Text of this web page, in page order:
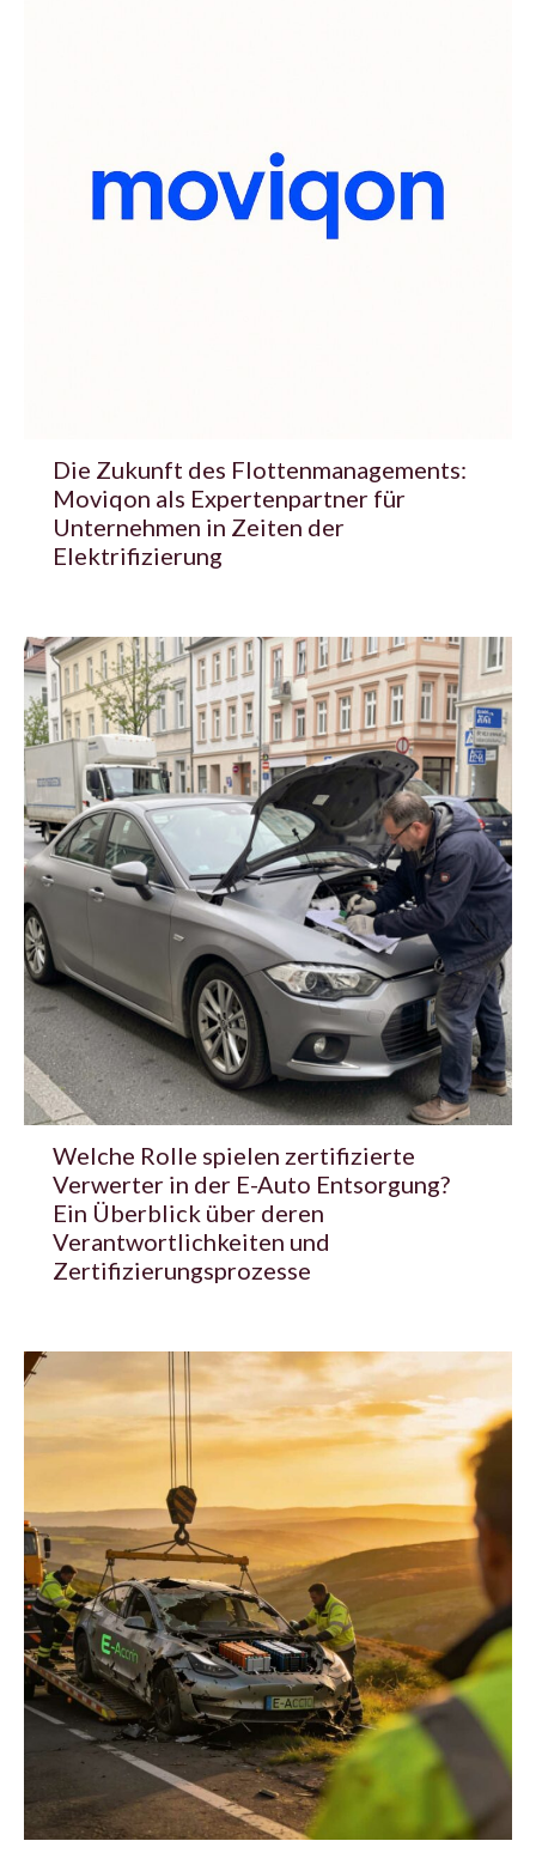
Die Zukunft des Flottenmanagements:
Moviqon als Expertenpartner für
Unternehmen in Zeiten der
Elektrifizierung
Welche Rolle spielen zertifizierte
Verwerter in der E-Auto Entsorgung?
Ein Überblick über deren
Verantwortlichkeiten und
Zertifizierungsprozesse